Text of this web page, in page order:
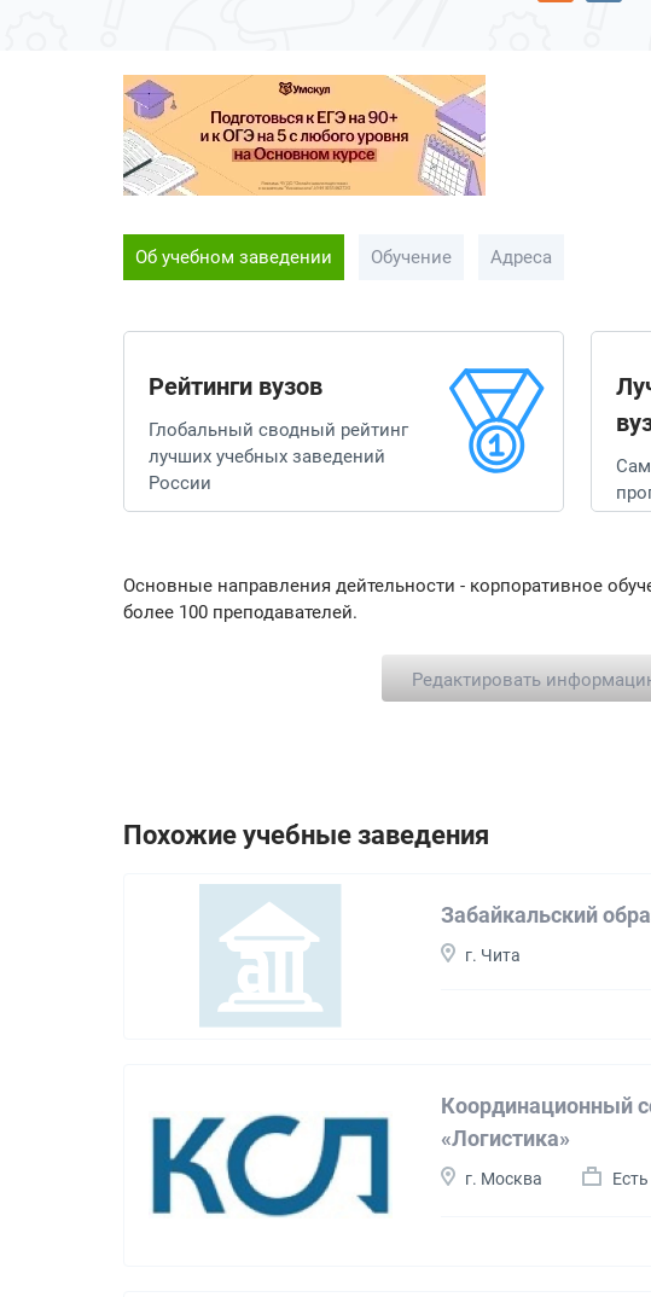
Об учебном заведении Обучение Адреса
Рейтинги вузов
Глобальный сводный рейтинг
лучших учебных заведений
России
Основные направления дейтельности - корпоративное
более 100 преподавателей.
Редактировать
Похожие учебные заведения
Забайкальский
г. Чита
Координационный
«Логистика»
г. Москва